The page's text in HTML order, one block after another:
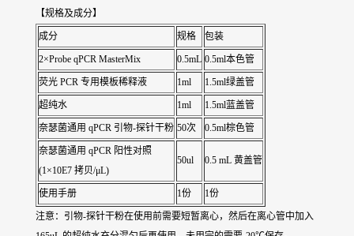
【规格及成分】
成分 规格 包装
2×Probe qPCR MasterMix 0.5mL 0.5ml本色管
荧光 PCR 专用模板稀释液 1ml 1.5ml绿盖管
超纯水 1ml 1.5ml蓝盖管
奈瑟菌通用 qPCR 引物-探针干粉 50次 0.5ml棕色管
奈瑟菌通用 qPCR 阳性对照
(1×10E7 拷贝/μL)
50ul 0.5 mL 黄盖管
使用手册 1份 1份
注意：引物-探针干粉在使用前需要短暂离心，然后在离心管中加入